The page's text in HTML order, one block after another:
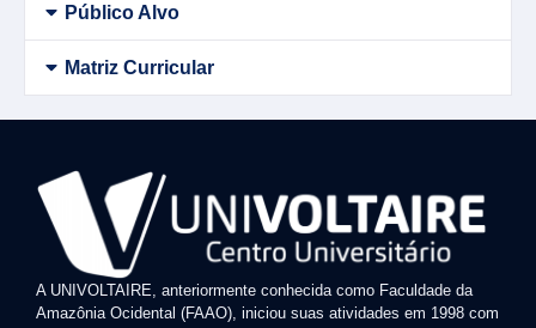
Público Alvo
Matriz Curricular
A UNIVOLTAIRE, anteriormente conhecida como Faculdade da
Amazônia Ocidental (FAAO), iniciou suas atividades em 1998 com